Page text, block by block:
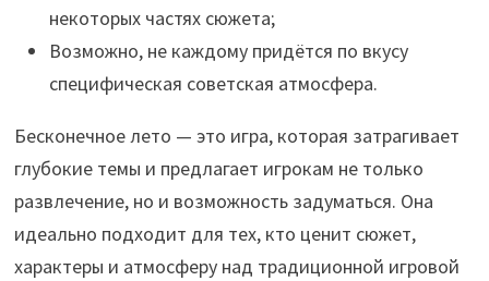
некоторых частях сюжета;
Возможно, не каждому придётся по вкусу
специфическая советская атмосфера.
Бесконечное лето — это игра, которая затрагивает
глубокие темы и предлагает игрокам не только
развлечение, но и возможность задуматься. Она
идеально подходит для тех, кто ценит сюжет,
характеры и атмосферу над традиционной игровой